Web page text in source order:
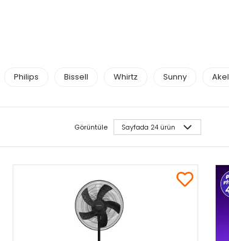
Philips Bissell Whirtz Sunny Akel
Görüntüle